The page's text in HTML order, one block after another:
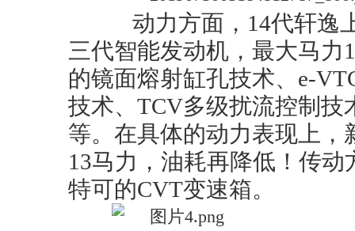
动力方面，14代轩逸
三代智能发动机，最大马力
的镜面熔射缸孔技术、e-
技术、TCV多级扰流控制技
等。在具体的动力表现上
13马力，油耗再降低！传
特可的CVT变速箱。